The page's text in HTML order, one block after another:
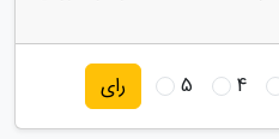
4
5 رای